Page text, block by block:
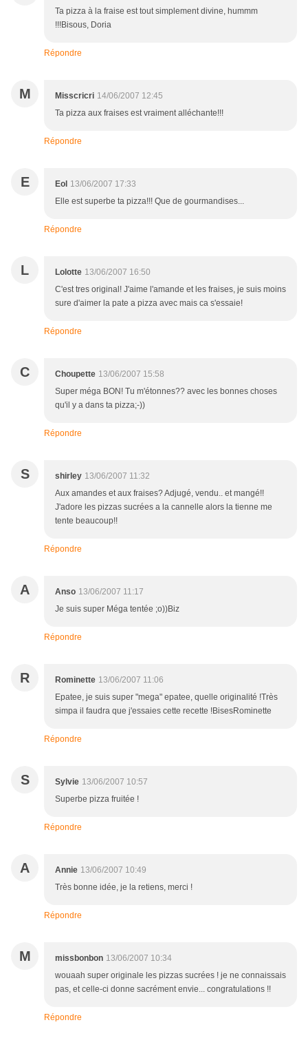
Ta pizza à la fraise est tout simplement divine, hummm
!!!Bisous, Doria
Répondre
M Misscricri 14/06/2007 12:45
Ta pizza aux fraises est vraiment alléchante!!!
Répondre
E Eol 13/06/2007 17:33
Elle est superbe ta pizza!!! Que de gourmandises...
Répondre
L Lolotte 13/06/2007 16:50
C'est tres original! J'aime l'amande et les fraises, je suis moins
sure d'aimer la pate a pizza avec mais ca s'essaie!
Répondre
C Choupette 13/06/2007 15:58
Super méga BON! Tu m'étonnes?? avec les bonnes choses
qu'il y a dans ta pizza;-))
Répondre
S shirley 13/06/2007 11:32
Aux amandes et aux fraises? Adjugé, vendu.. et mangé!!
J'adore les pizzas sucrées a la cannelle alors la tienne me
tente beaucoup!!
Répondre
A Anso 13/06/2007 11:17
Je suis super Méga tentée ;o))Biz
Répondre
R Rominette 13/06/2007 11:06
Epatee, je suis super "mega" epatee, quelle originalité !Très
simpa il faudra que j'essaies cette recette !BisesRominette
Répondre
S Sylvie 13/06/2007 10:57
Superbe pizza fruitée !
Répondre
A Annie 13/06/2007 10:49
Très bonne idée, je la retiens, merci !
Répondre
M missbonbon 13/06/2007 10:34
wouaah super originale les pizzas sucrées ! je ne connaissais
pas, et celle-ci donne sacrément envie... congratulations !!
Répondre